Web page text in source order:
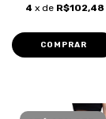
4 x de R$102,48
COMPRAR